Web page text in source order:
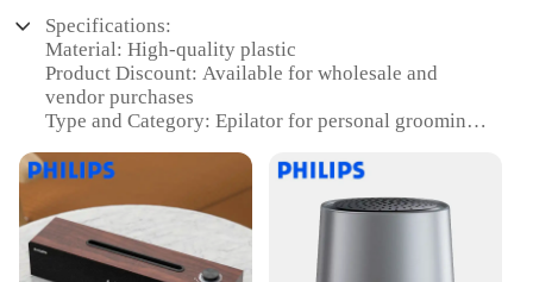
Specifications:
Material: High-quality plastic
Product Discount: Available for wholesale and
vendor purchases
Type and Category: Epilator for personal grooming
comfortable use
Usage and Purpose: Ideal for removing unwanted
hair from various body parts
Performance and Property: Advanced technology
for efficient hair removal